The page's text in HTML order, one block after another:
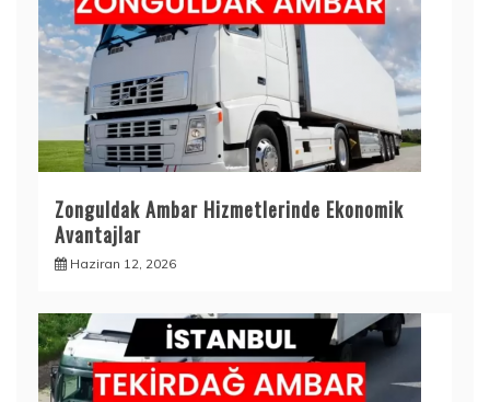
Zonguldak Ambar Hizmetlerinde Ekonomik
Avantajlar
Haziran 12, 2026